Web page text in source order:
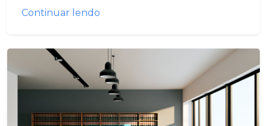
Continuar lendo